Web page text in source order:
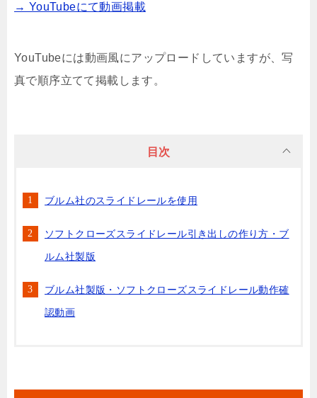
→ YouTubeにて動画掲載
YouTubeには動画風にアップロードしていますが、写
真で順序立てて掲載します。
目次
ブルム社のスライドレールを使用
ソフトクローズスライドレール引き出しの作り方・ブ
ルム社製版
ブルム社製版・ソフトクローズスライドレール動作確
認動画